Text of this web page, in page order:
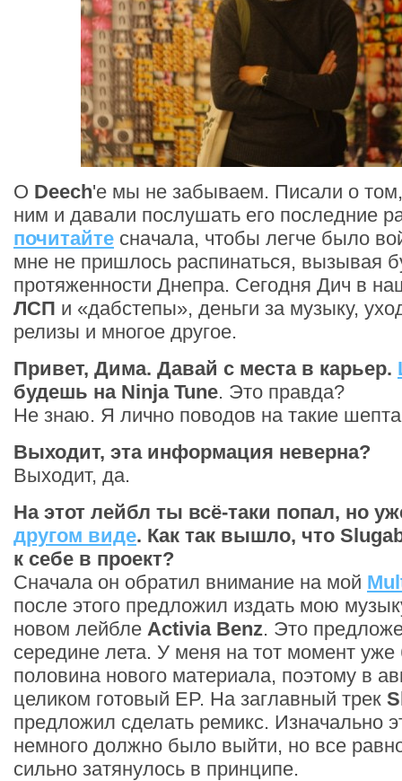
О Deech'е мы не забываем. Писали о том,
ним и давали послушать его последние
почитайте сначала, чтобы легче было
мне не пришлось распинаться, вызывая
протяженности Днепра. Сегодня Дич в
ЛСП и «дабстепы», деньги за музыку,
релизы и многое другое.
Привет, Дима. Давай с места в карьер.
будешь на Ninja Tune. Это правда?
Не знаю. Я лично поводов на такие
Выходит, эта информация неверна?
Выходит, да.
На этот лейбл ты всё-таки попал, но
другом виде. Как так вышло, что
к себе в проект?
Сначала он обратил внимание на мой
после этого предложил издать мою
новом лейбле Activia Benz. Это
середине лета. У меня на тот момент уже
половина нового материала, поэтому в
целиком готовый EP. На заглавный трек
предложил сделать ремикс. Изначально
немного должно было выйти, но все
сильно затянулось в принципе.